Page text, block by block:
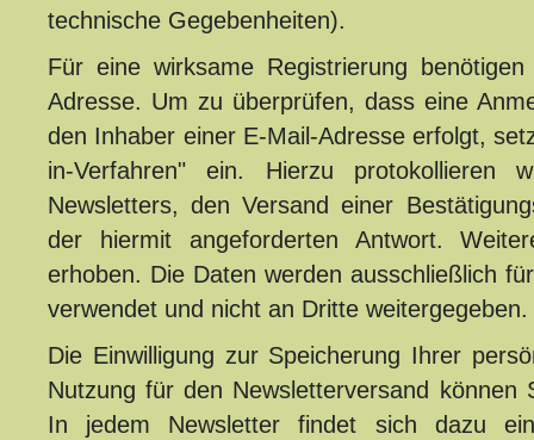
technische Gegebenheiten).
Für eine wirksame Registrierung
Adresse. Um zu überprüfen, dass eine
den Inhaber einer E-Mail-Adresse erfolgt,
in-Verfahren" ein. Hierzu protokollieren
Newsletters, den Versand einer
der hiermit angeforderten Antwort.
erhoben. Die Daten werden ausschließlich
verwendet und nicht an Dritte weitergegeben.
Die Einwilligung zur Speicherung Ihrer
Nutzung für den Newsletterversand können
In jedem Newsletter findet sich dazu